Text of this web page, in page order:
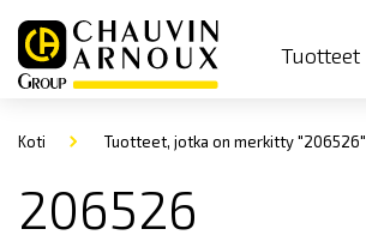
Tuotteet
Koti Tuotteet, jotka on merkitty "206526"
206526